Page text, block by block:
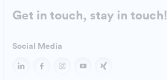
Get in touch, stay in touch!
Social Media